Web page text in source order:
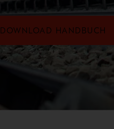
DOWNLOAD HANDBUCH